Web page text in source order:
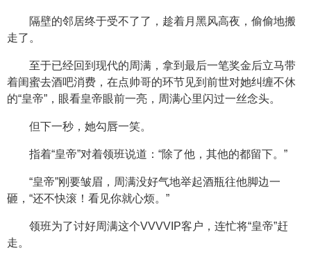
隔壁的邻居终于受不了了，趁着月黑风高夜，偷偷地搬
走了。
至于已经回到现代的周满，拿到最后一笔奖金后立马带
着闺蜜去酒吧消费，在点帅哥的环节见到前世对她纠缠不休
的“皇帝”，眼看皇帝眼前一亮，周满心里闪过一丝念头。
但下一秒，她勾唇一笑。
指着“皇帝”对着领班说道：“除了他，其他的都留下。”
“皇帝”刚要皱眉，周满没好气地举起酒瓶往他脚边一
砸，“还不快滚！看见你就心烦。”
领班为了讨好周满这个VVVVIP客户，连忙将“皇帝”赶
走。